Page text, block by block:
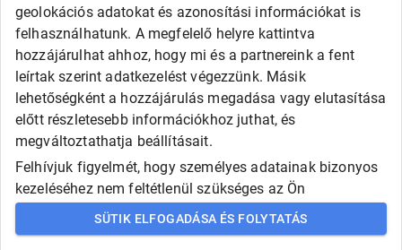
geolokációs adatokat és azonosítási információkat is
felhasználhatunk. A megfelelő helyre kattintva
hozzájárulhat ahhoz, hogy mi és a partnereink a fent
leírtak szerint adatkezelést végezzünk. Másik
lehetőségként a hozzájárulás megadása vagy elutasítása
előtt részletesebb információkhoz juthat, és
megváltoztathatja beállításait.
Felhívjuk figyelmét, hogy személyes adatainak bizonyos
kezeléséhez nem feltétlenül szükséges az Ön
hozzájárulása, de jogában áll tiltakozni az ilyen jellegű
adatkezelés ellen. A beállításai csak erre a weboldalra
SÜTIK ELFOGADÁSA ÉS FOLYTATÁS